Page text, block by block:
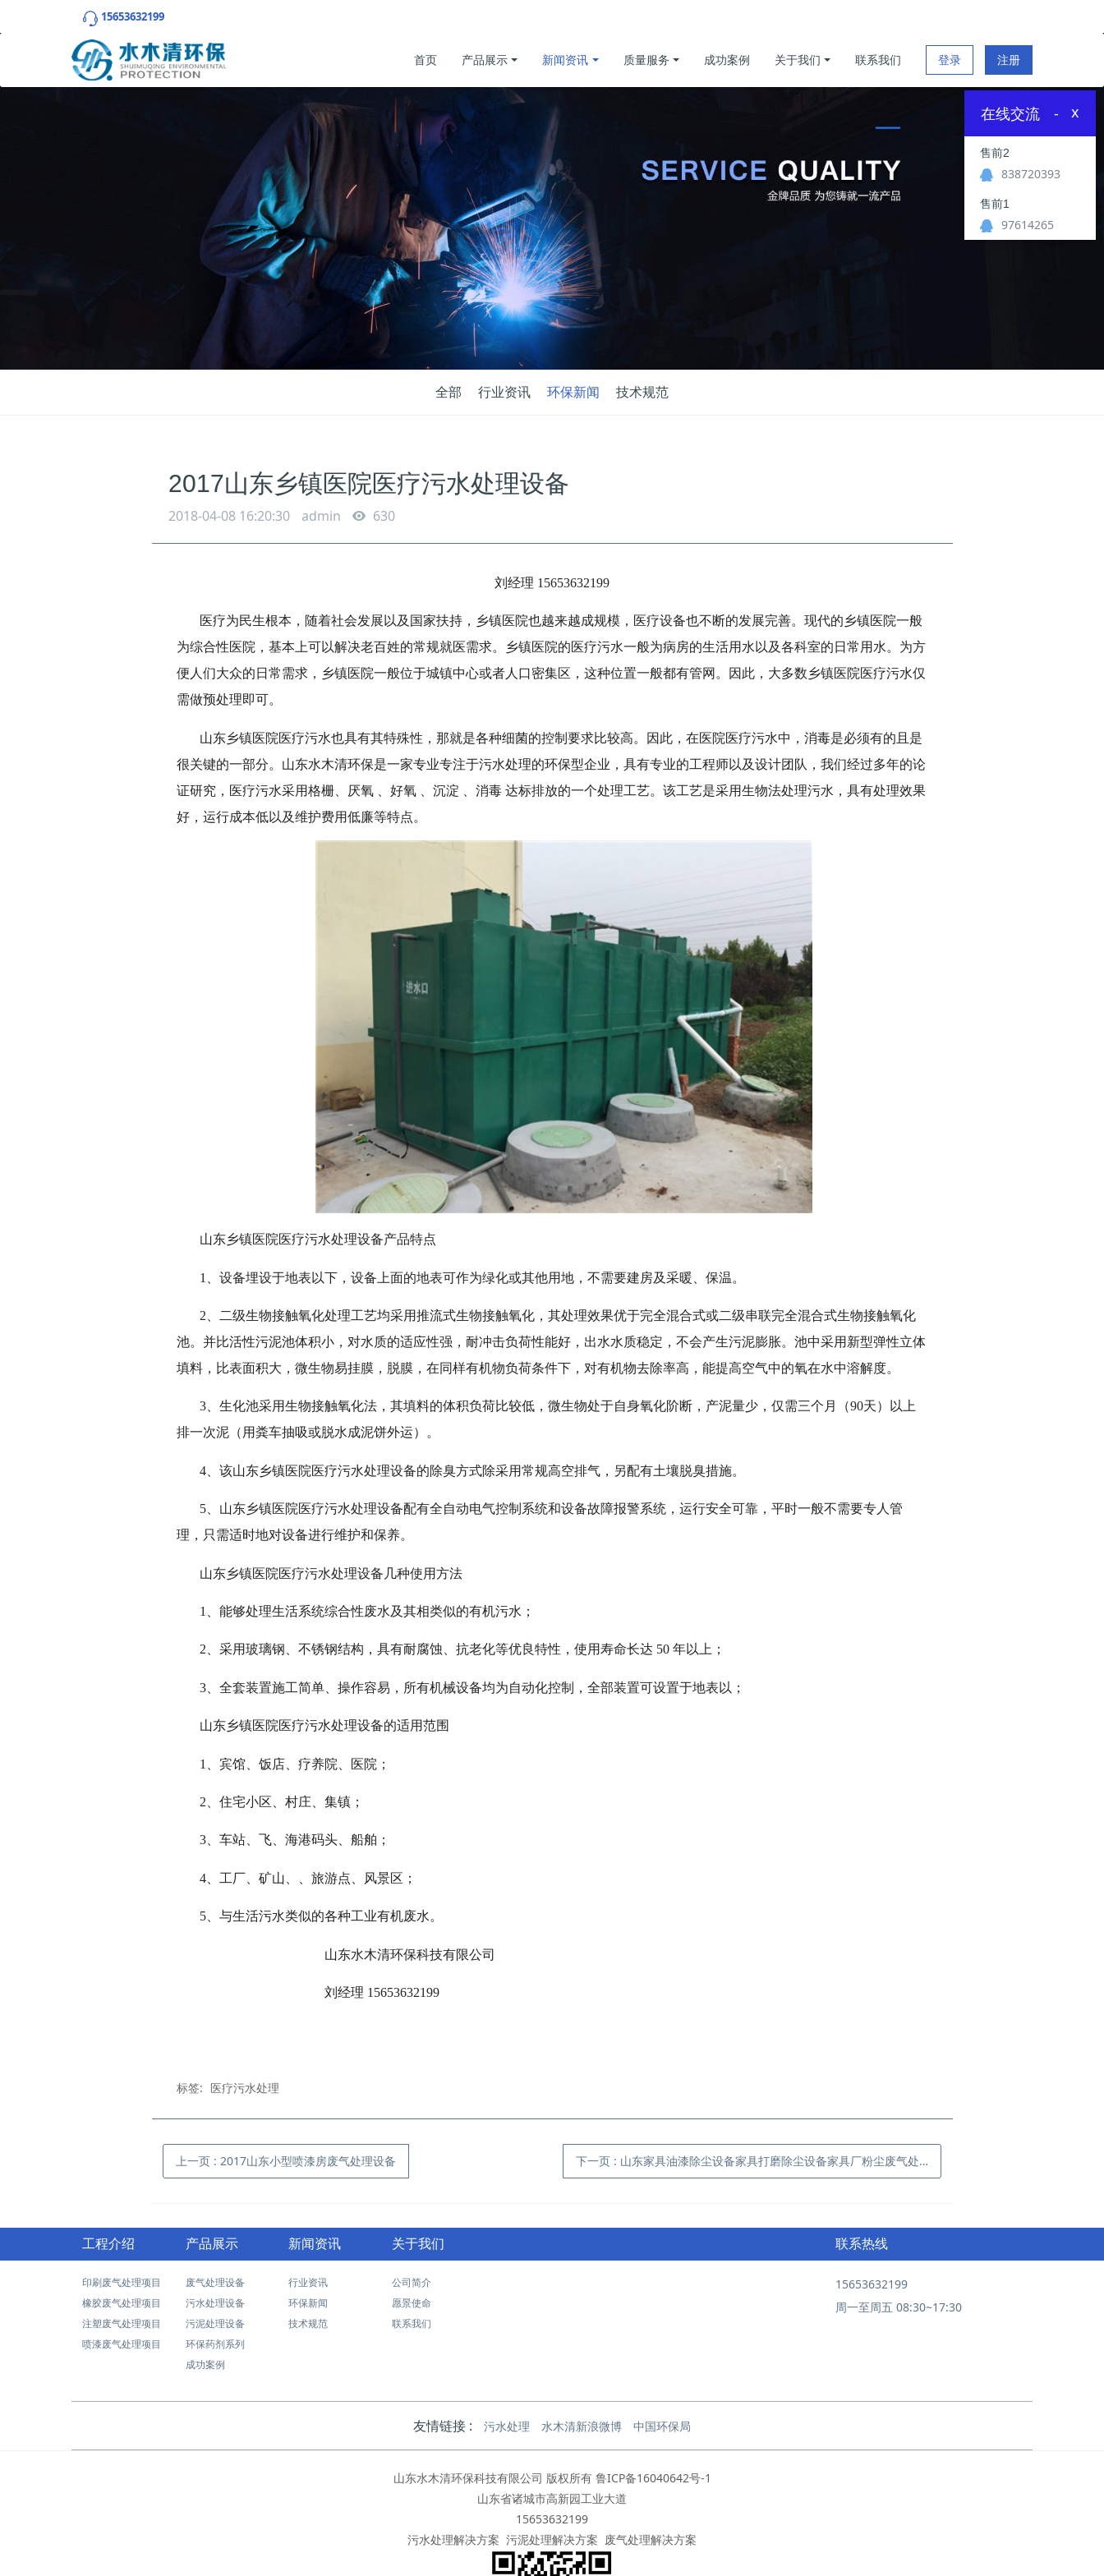
15653632199
登录 注册
首页 产品展示 新闻资讯 质量服务 成功案例 关于我们 联系我们
全部 行业资讯 环保新闻 技术规范
2017山东乡镇医院医疗污水处理设备
2018-04-08 16:20:30 admin 630
刘经理 15653632199
医疗为民生根本，随着社会发展以及国家扶持，乡镇医院也越来越成规模，医疗设备也不断的发展完善。现代的乡镇医院一般
为综合性医院，基本上可以解决老百姓的常规就医需求。乡镇医院的医疗污水一般为病房的生活用水以及各科室的日常用水。为方
便人们大众的日常需求，乡镇医院一般位于城镇中心或者人口密集区，这种位置一般都有管网。因此，大多数乡镇医院医疗污水仅
需做预处理即可。
山东乡镇医院医疗污水也具有其特殊性，那就是各种细菌的控制要求比较高。因此，在医院医疗污水中，消毒是必须有的且是
很关键的一部分。山东水木清环保是一家专业专注于污水处理的环保型企业，具有专业的工程师以及设计团队，我们经过多年的论
证研究，医疗污水采用格栅、厌氧 、好氧 、沉淀 、消毒 达标排放的一个处理工艺。该工艺是采用生物法处理污水，具有处理效果
好，运行成本低以及维护费用低廉等特点。
山东乡镇医院医疗污水处理设备产品特点
1、设备埋设于地表以下，设备上面的地表可作为绿化或其他用地，不需要建房及采暖、保温。
2、二级生物接触氧化处理工艺均采用推流式生物接触氧化，其处理效果优于完全混合式或二级串联完全混合式生物接触氧化
池。并比活性污泥池体积小，对水质的适应性强，耐冲击负荷性能好，出水水质稳定，不会产生污泥膨胀。池中采用新型弹性立体
填料，比表面积大，微生物易挂膜，脱膜，在同样有机物负荷条件下，对有机物去除率高，能提高空气中的氧在水中溶解度。
3、生化池采用生物接触氧化法，其填料的体积负荷比较低，微生物处于自身氧化阶断，产泥量少，仅需三个月（90天）以上
排一次泥（用粪车抽吸或脱水成泥饼外运）。
4、该山东乡镇医院医疗污水处理设备的除臭方式除采用常规高空排气，另配有土壤脱臭措施。
5、山东乡镇医院医疗污水处理设备配有全自动电气控制系统和设备故障报警系统，运行安全可靠，平时一般不需要专人管
理，只需适时地对设备进行维护和保养。
山东乡镇医院医疗污水处理设备几种使用方法
1、能够处理生活系统综合性废水及其相类似的有机污水；
2、采用玻璃钢、不锈钢结构，具有耐腐蚀、抗老化等优良特性，使用寿命长达 50 年以上；
3、全套装置施工简单、操作容易，所有机械设备均为自动化控制，全部装置可设置于地表以；
山东乡镇医院医疗污水处理设备的适用范围
1、宾馆、饭店、疗养院、医院；
2、住宅小区、村庄、集镇；
3、车站、飞、海港码头、船舶；
4、工厂、矿山、、旅游点、风景区；
5、与生活污水类似的各种工业有机废水。
山东水木清环保科技有限公司
刘经理 15653632199
标签: 医疗污水处理
上一页 : 2017山东小型喷漆房废气处理设备 下一页 : 山东家具油漆除尘设备家具打磨除尘设备家具厂粉尘废气处理设备
工程介绍
印刷废气处理项目
橡胶废气处理项目
注塑废气处理项目
喷漆废气处理项目
产品展示
废气处理设备
污水处理设备
污泥处理设备
环保药剂系列
成功案例
新闻资讯
行业资讯
环保新闻
技术规范
关于我们
公司简介
愿景使命
联系我们
联系热线
15653632199
周一至周五 08:30~17:30
友情链接 : 污水处理 水木清新浪微博 中国环保局
山东水木清环保科技有限公司 版权所有 鲁ICP备16040642号-1
山东省诸城市高新园工业大道
15653632199
污水处理解决方案 污泥处理解决方案 废气处理解决方案
在线交流 x
-
售前2
838720393
售前1
97614265